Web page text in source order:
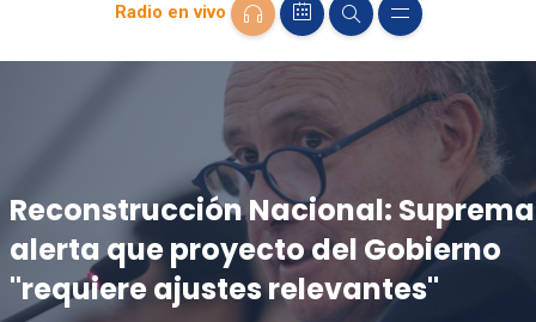
Radio en vivo
Reconstrucción Nacional: Suprema
alerta que proyecto del Gobierno
"requiere ajustes relevantes"